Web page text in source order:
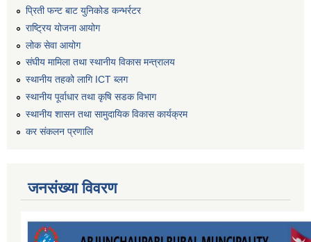
प्रिती फन्ट बाट युनिकोड कन्भर्रटर
राष्ट्रिय योजना आयोग
लोक सेवा आयोग
संघीय मामिला तथा स्थानीय विकास मन्त्रालय
स्थानीय तहको लागि ICT ब्लग
स्थानीय पूर्वाधार तथा कृषि सडक विभाग
स्थानीय शासन तथा सामुदायिक विकास कार्यक्रम
कर स‌ंकलन प्रणालि
जनसंख्या विवरण